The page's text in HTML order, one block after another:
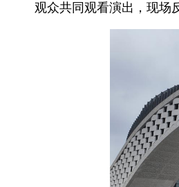
观众共同观看演出，现场